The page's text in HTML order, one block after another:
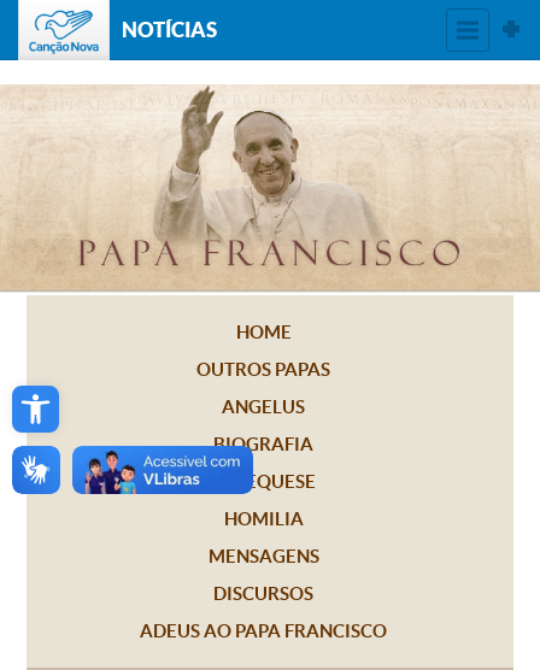
Open toolbar
NOTÍCIAS
HOME
OUTROS PAPAS
ANGELUS
BIOGRAFIA
CATEQUESE
HOMILIA
MENSAGENS
DISCURSOS
ADEUS AO PAPA FRANCISCO